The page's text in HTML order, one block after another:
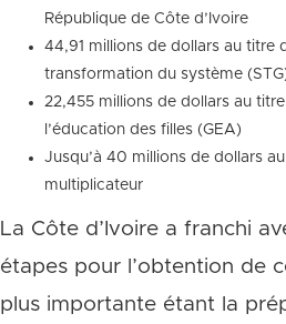
République de Côte d’Ivoire
44,91 millions de dollars au titre
transformation du système
22,455 millions de dollars au
l’éducation des filles (GEA)
Jusqu’à 40 millions de dollars
multiplicateur
La Côte d’Ivoire a franchi
étapes pour l’obtention de
plus importante étant la